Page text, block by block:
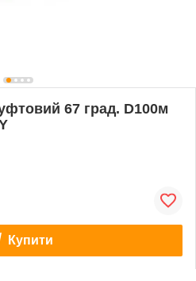
67 град. D100м
Купити